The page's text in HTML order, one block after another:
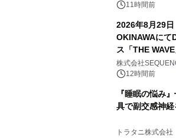
11時間前
2026年8月29
OKINAWAにて
ス「THE
TOKYO所属の
出演決定
株式会社
12時間前
『睡眠の悩み
具で副交感神
トラタニ株式会社